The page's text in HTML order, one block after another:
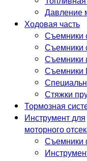
Давление
Ходовая часть
Съемники
Съемники
Съемники
Съемники
Стяжки
Тормозная
Инструмент для
моторного
Съемники